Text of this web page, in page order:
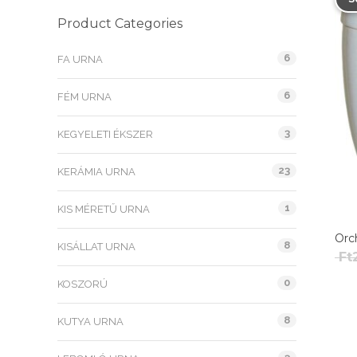
Ft
Product Categories
FA URNA 6
FÉM URNA 6
KEGYELETI ÉKSZER 3
KERÁMIA URNA 23
KIS MÉRETŰ URNA 1
KISÁLLAT URNA 8
KOSZORÚ 0
KUTYA URNA 8